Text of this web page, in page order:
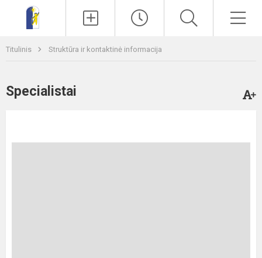
Titulinis Struktūra ir kontaktinė informacija
Specialistai